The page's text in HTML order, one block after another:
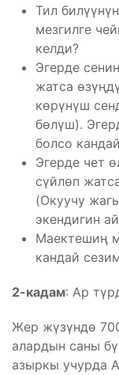
Тил
мезгилге
келди?
Эгерде
жатса
көрүнүш
бөлүш).
болсо
Эгерде чет
сүйлөп
(Окуучу
экендигин
Маектешиң
кандай
2-кадам: Ар
Жер жүзүндө
алардын саны
азыркы учурда